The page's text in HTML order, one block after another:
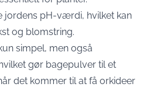
jordens pH-værdi, hvilket kan
og blomstring.
simpel, men også
gør bagepulver til et
det kommer til at få orkideer